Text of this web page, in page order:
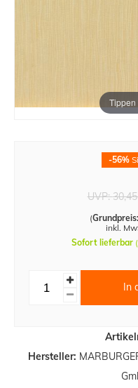
Tippen
Hersteller:
-56%
UVP:
(Grundpreis:
inkl.
Sofort lieferbar
In